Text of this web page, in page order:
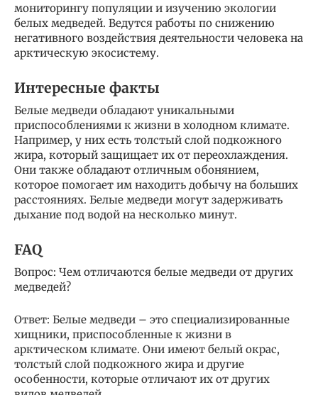
мониторингу популяции и изучению экологии
белых медведей. Ведутся работы по снижению
негативного воздействия деятельности человека на
арктическую экосистему.
Интересные факты
Белые медведи обладают уникальными
приспособлениями к жизни в холодном климате.
Например, у них есть толстый слой подкожного
жира, который защищает их от переохлаждения.
Они также обладают отличным обонянием,
которое помогает им находить добычу на больших
расстояниях. Белые медведи могут задерживать
дыхание под водой на несколько минут.
FAQ
Вопрос: Чем отличаются белые медведи от других
медведей?
Ответ: Белые медведи – это специализированные
хищники, приспособленные к жизни в
арктическом климате. Они имеют белый окрас,
толстый слой подкожного жира и другие
особенности, которые отличают их от других